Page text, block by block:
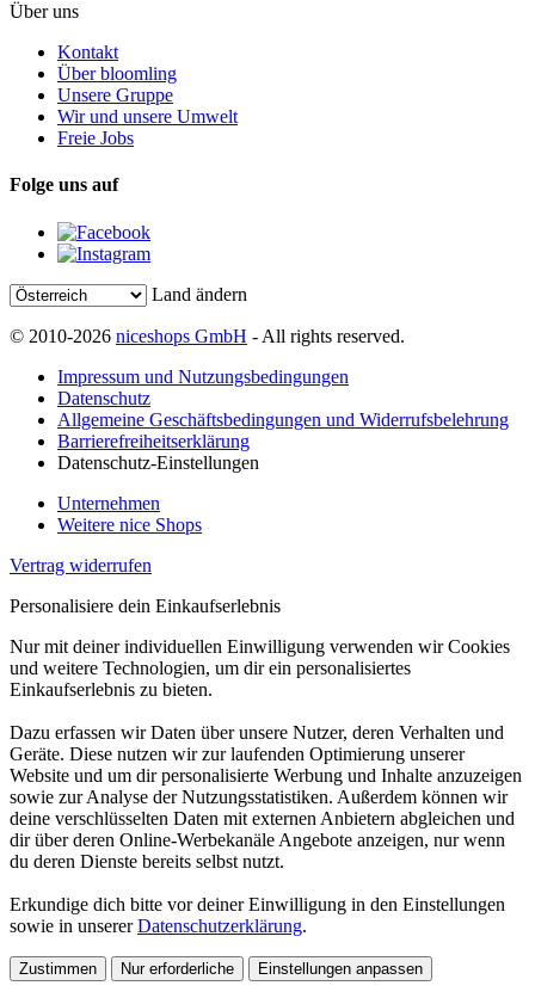
Über uns
Kontakt
Über bloomling
Unsere Gruppe
Wir und unsere Umwelt
Freie Jobs
Folge uns auf
Land ändern
© 2010-2026 niceshops GmbH - All rights reserved.
Impressum und Nutzungsbedingungen
Datenschutz
Allgemeine Geschäftsbedingungen und Widerrufsbelehrung
Barrierefreiheitserklärung
Datenschutz-Einstellungen
Unternehmen
Weitere nice Shops
Vertrag widerrufen
Personalisiere dein Einkaufserlebnis
Nur mit deiner individuellen Einwilligung verwenden wir Cookies
und weitere Technologien, um dir ein personalisiertes
Einkaufserlebnis zu bieten.
Dazu erfassen wir Daten über unsere Nutzer, deren Verhalten und
Geräte. Diese nutzen wir zur laufenden Optimierung unserer
Website und um dir personalisierte Werbung und Inhalte anzuzeigen
sowie zur Analyse der Nutzungsstatistiken. Außerdem können wir
deine verschlüsselten Daten mit externen Anbietern abgleichen und
dir über deren Online-Werbekanäle Angebote anzeigen, nur wenn
du deren Dienste bereits selbst nutzt.
Erkundige dich bitte vor deiner Einwilligung in den Einstellungen
sowie in unsererDatenschutzerklärung.
Zustimmen Nur erforderliche Einstellungen anpassen